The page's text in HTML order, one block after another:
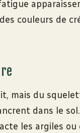
couleurs de
mais du
dans le
les argiles ou